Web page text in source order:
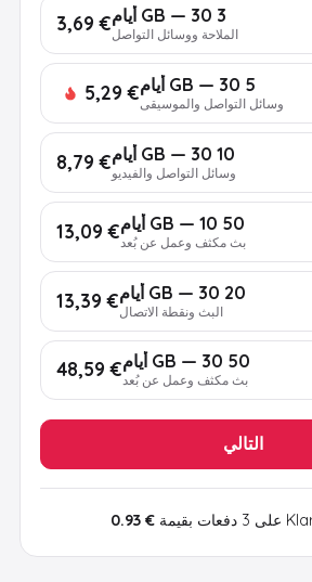
3 GB — 30 أيام
الملاحة ووسائل التواصل€ 3,69
5 GB — 30 أيام
وسائل التواصل والموسيقى€ 5,29
10 GB — 30 أيام
وسائل التواصل والفيديو€ 8,79
50 GB — 10 أيام
بث مكثف وعمل عن بُعد € 13,09
20 GB — 30 أيام
البث ونقطة الاتصال€ 13,39
50 GB — 30 أيام
بث مكثف وعمل عن بُعد€ 48,59
التالي
€ 0.93